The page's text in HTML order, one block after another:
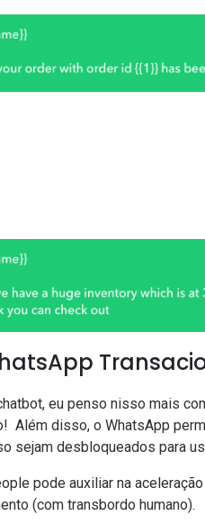
, eu penso nisso mais
Além disso, o WhatsApp
sejam desbloqueados para
pode auxiliar na
(com transbordo humano).